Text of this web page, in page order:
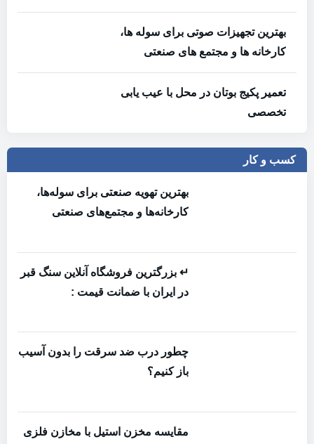
بهترین تجهیزات صوتی برای سوله‌ ها،
کارخانه‌ ها و مجتمع‌ های صنعتی
تعمیر پکیج بوتان در محل با عیب یابی
تخصصی
کسب و کار
بهترین تهویه صنعتی برای سوله‌ها،
کارخانه‌ها و مجتمع‌های صنعتی
↵ بزرگترین فروشگاه آنلاین سنگ قبر
در ایران با ضمانت قیمت :
چطور درب ضد سرقت را بدون آسیب
باز کنیم؟
مقایسه مخزن استیل با مخازن فلزی